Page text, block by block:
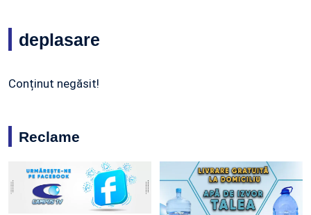
deplasare
Conținut negăsit!
Reclame